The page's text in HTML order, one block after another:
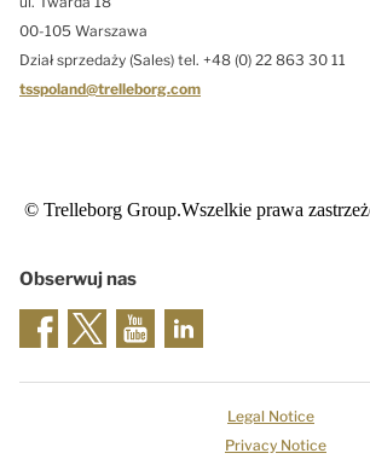
00-105 Warszawa
Dział sprzedaży (Sales) tel. +48 (0) 22 863 30 11
tsspoland@trelleborg.com
© Trelleborg Group.Wszelkie prawa
Obserwuj nas
Legal Notice
Privacy Notice